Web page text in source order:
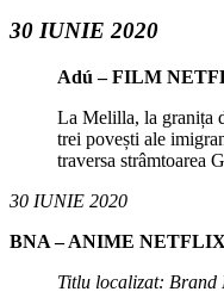
30 IUNIE 2020
Adú – FILM
La Melilla, la granița
trei povești ale
traversa strâmtoarea
30 IUNIE 2020
BNA – ANIME NETFLIX
Titlu localizat: Brand